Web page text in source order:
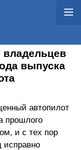
выпуска
автопилот
прошлого
и с тех пор
исправно